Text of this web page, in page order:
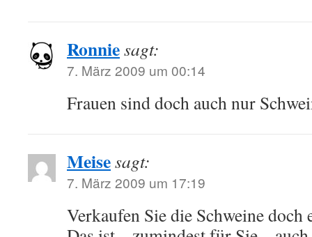
Ronniesagt:
7. März 2009 um 00:14
Frauen sind doch auch nur
Meisesagt:
7. März 2009 um 17:19
Verkaufen Sie die Schweine